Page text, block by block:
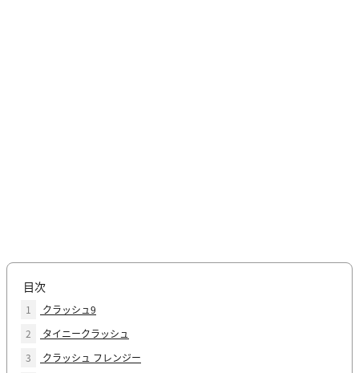
目次
1
クラッシュ9
2
タイニークラッシュ
3
クラッシュ フレンジー